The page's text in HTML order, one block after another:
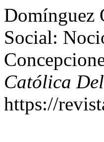
Domínguez
Social:
Católica
https://